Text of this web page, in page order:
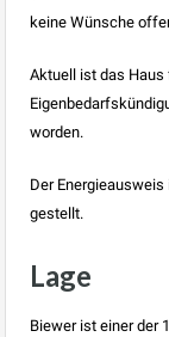
keine Wünsche
Aktuell ist das Haus
worden.
Der
gestellt.
Lage
Biewer ist einer der